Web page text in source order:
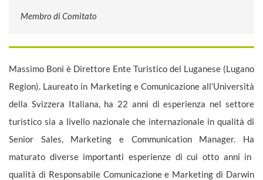
Membro di Comitato
Massimo Boni è Direttore Ente Turistico del Luganese (Lugano
Region). Laureato in Marketing e Comunicazione all’Università
della Svizzera Italiana, ha 22 anni di esperienza nel settore
turistico sia a livello nazionale che internazionale in qualità di
Senior Sales, Marketing e Communication Manager. Ha
maturato diverse importanti esperienze di cui otto anni in
qualità di Responsabile Comunicazione e Marketing di Darwin